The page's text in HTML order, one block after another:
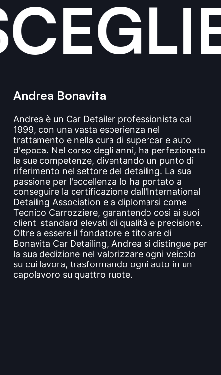
Andrea Bonavita
Andrea è un Car Detailer professionista dal
1999, con una vasta esperienza nel
trattamento e nella cura di supercar e auto
d'epoca. Nel corso degli anni, ha perfezionato
le sue competenze, diventando un punto di
riferimento nel settore del detailing. La sua
passione per l'eccellenza lo ha portato a
conseguire la certificazione dall'International
Detailing Association e a diplomarsi come
Tecnico Carrozziere, garantendo così ai suoi
clienti standard elevati di qualità e precisione.
Oltre a essere il fondatore e titolare di
Bonavita Car Detailing, Andrea si distingue per
la sua dedizione nel valorizzare ogni veicolo
su cui lavora, trasformando ogni auto in un
capolavoro su quattro ruote.